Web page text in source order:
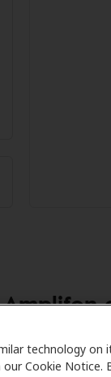
technology
Cookie Notice.
planes de
y atención